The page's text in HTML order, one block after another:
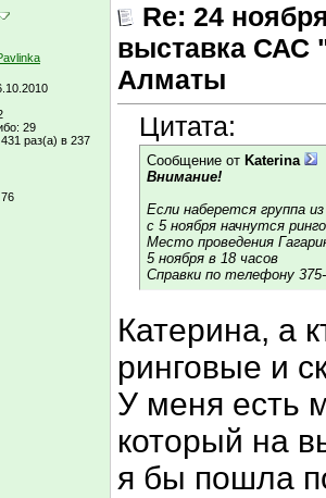
29
раз(а) в 237
76
Re: 24
выставка САС
Алматы
Цитата:
Сообщение от Katerina
Внимание!
Если наберется группа
с 5 ноября начнутся
Место проведения
5 ноября в 18 часов
Справки по телефону
Катерина, а
ринговые и
У меня есть
который на
я бы пошла